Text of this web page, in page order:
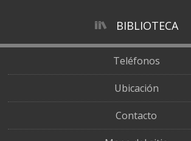
BIBLIOTECA
Teléfonos
Ubicación
Contacto